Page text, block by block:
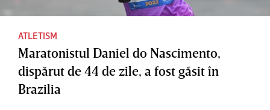
ATLETISM
Maratonistul Daniel do Nascimento,
dispărut de 44 de zile, a fost găsit în
Brazilia